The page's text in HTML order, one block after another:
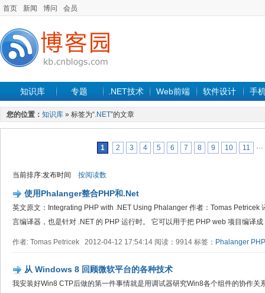
首页 新闻 博问 会员
知识库 专题 .NET技术 Web前端 软件设计 手
您的位置： 知识库 » 标签为“.NET”的文章
1 2 3 4 5 6 7 8 9 10 11 ···
当前排序:发布时间 按阅读数
使用Phalanger整合PHP和.Net
英文原文：Integrating PHP with .NET Using Phalanger 作者：Tomas Petricek
言编译器，也是针对 .NET 的 PHP 运行时。 它可以用于把 PHP web 项目编译成
作者: Tomas Petricek 2012-04-12 17:54:14 阅读：9914 标签： Phalanger PHP
从 Windows 8 回顾微软平台的各种技术
我安装好Win8 CTP后做的第一件事情就是用调试器研究Win8各个组件的协作关